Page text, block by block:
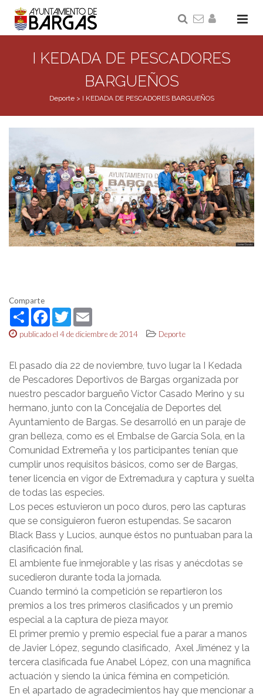
I KEDADA DE PESCADORES
BARGUEÑOS
Deporte> I KEDADA DE PESCADORES BARGUEÑOS
Comparte
ShareFacebook
Twitter
publicado el 4 de diciembre de 2014 Deporte
El pasado día 22 de noviembre, tuvo lugar la I Kedada
de Pescadores Deportivos de Bargas organizada por
nuestro pescador bargueño Víctor Casado Merino y su
hermano, junto con la Concejalía de Deportes del
Ayuntamiento de Bargas. Se desarrolló en un paraje de
gran belleza, como es el Embalse de García Sola, en la
Comunidad Extremeña y los participantes tenían que
cumplir unos requisitos básicos, como ser de Bargas,
tener licencia en vigor de Extremadura y captura y suelta
de todas las especies.
Los peces estuvieron un poco duros, pero las capturas
que se consiguieron fueron estupendas. Se sacaron
Black Bass y Lucios, aunque éstos no puntuaban para la
clasificación final.
El ambiente fue inmejorable y las risas y anécdotas se
sucedieron durante toda la jornada.
Cuando terminó la competición se repartieron los
premios a los tres primeros clasificados y un premio
especial a la captura de pieza mayor.
El primer premio y premio especial fue a parar a manos
de Javier López, segundo clasificado, Axel Jiménez y la
tercera clasificada fue Anabel López, con una magnífica
actuación y siendo la única fémina en competición.
En el apartado de agradecimientos hay que mencionar a